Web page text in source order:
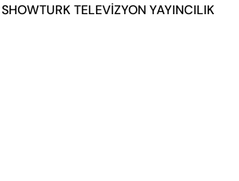
TELEVİZYON YAYINCILIK